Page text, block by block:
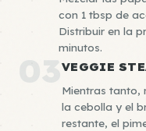
con 1 tbsp de
Distribuir en la
minutos.
03VEGGIE
Mientras tanto,
la cebolla y el
restante, el